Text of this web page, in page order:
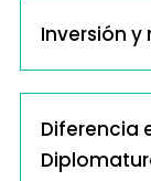
Inversión
Diferencia